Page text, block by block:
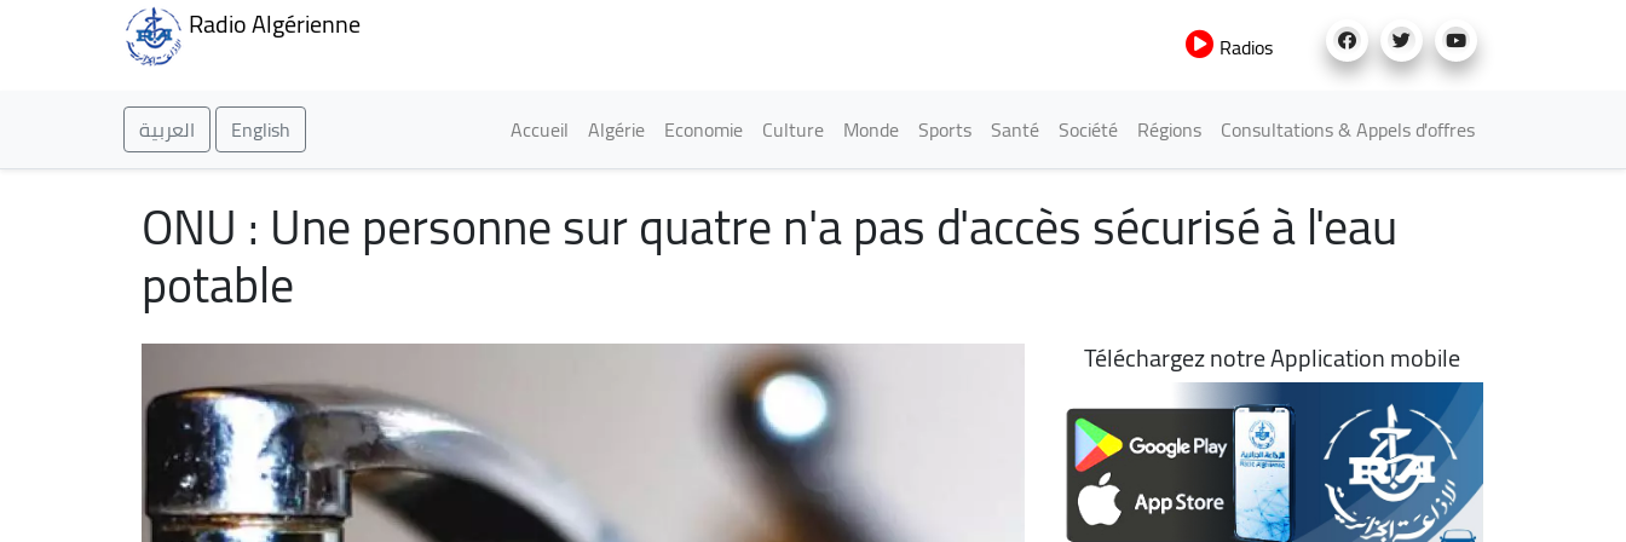
Radio Algérienne
Radios
العربية English Main navigation
Accueil Algérie Economie Culture Monde Sports Santé Société Régions Consultations & Appels d'offres
ONU : Une personne sur quatre n'a pas d'accès sécurisé à l'eau
potable
Téléchargez notre Application mobile